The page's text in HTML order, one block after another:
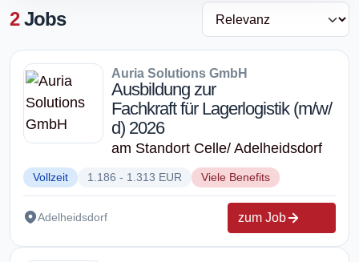
2Jobs
Auria Solutions GmbH
Ausbildung zur
Fachkraft für Lagerlogistik (m/w/
d) 2026
am Standort Celle/ Adelheidsdorf
Vollzeit 1.186 - 1.313 EUR Viele Benefits
Adelheidsdorf zum Job